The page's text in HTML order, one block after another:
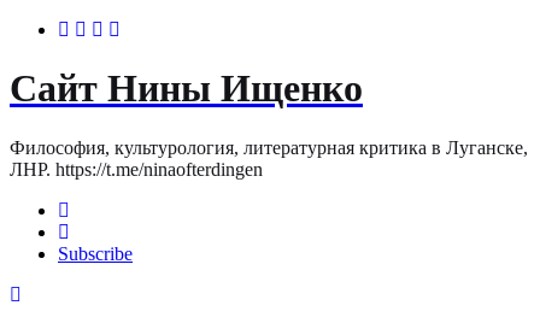
Сайт Нины Ищенко
Философия, культурология, литературная критика в Луганске,
ЛНР. https://t.me/ninaofterdingen
Subscribe